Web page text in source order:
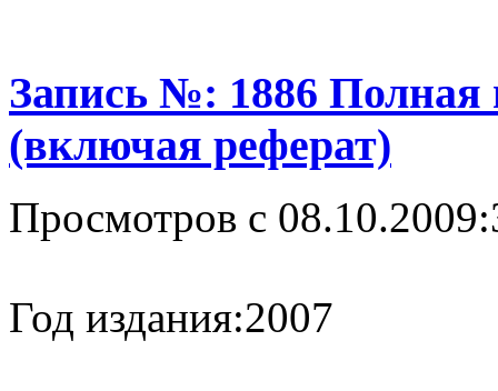
Запись №: 1886 Полная
(включая реферат)
Просмотров с 08.10.2009:
Год издания:2007